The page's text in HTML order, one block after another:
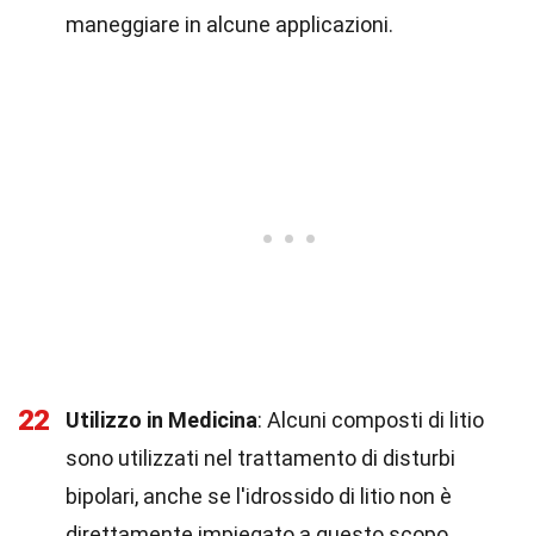
maneggiare in alcune applicazioni.
22 Utilizzo in Medicina: Alcuni composti di litio
sono utilizzati nel trattamento di disturbi
bipolari, anche se l'idrossido di litio non è